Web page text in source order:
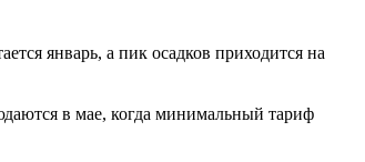
январь, а пик осадков приходится на
в мае, когда минимальный тариф